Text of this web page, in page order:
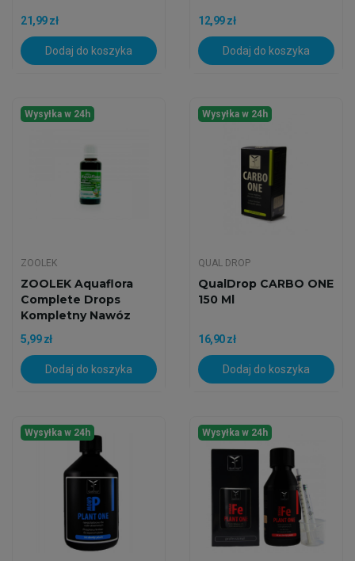
21,99 zł
Dodaj do koszyka
12,99 zł
Dodaj do koszyka
Wysyłka w 24h
ZOOLEK
ZOOLEK Aquaflora
Complete Drops
Kompletny Nawóz
5,99 zł
Dodaj do koszyka
Wysyłka w 24h
QUAL DROP
QualDrop CARBO ONE
150 Ml
16,90 zł
Dodaj do koszyka
Wysyłka w 24h Wysyłka w 24h